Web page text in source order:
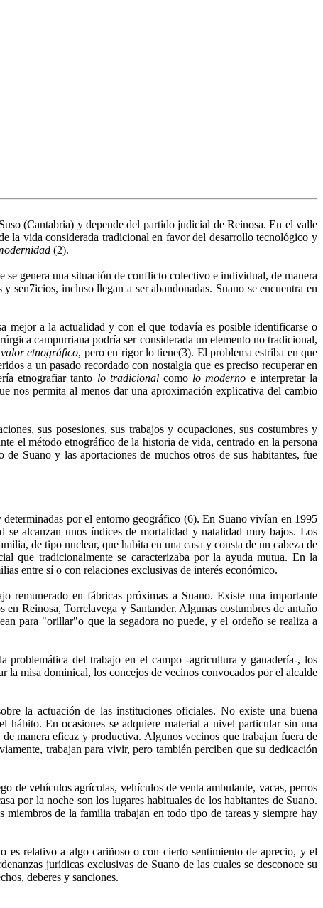
(Cantabria) y depende del partido judicial de Reinosa. En el valle
la vida considerada tradicional en favor del desarrollo tecnológico y
(2).
genera una situación de conflicto colectivo e individual, de manera
sen7icios, incluso llegan a ser abandonadas. Suano se encuentra en
mejor a la actualidad y con el que todavía es posible identificarse o
campurriana podría ser considerada un elemento no tradicional,
valor etnográfico, pero en rigor lo tiene(3). El problema estriba en que
a un pasado recordado con nostalgia que es preciso recuperar en
etnografiar tanto lo tradicional comolo moderno e interpretar la
nos permita al menos dar una aproximación explicativa del cambio
sus posesiones, sus trabajos y ocupaciones, sus costumbres y
el método etnográfico de la historia de vida, centrado en la persona
Suano y las aportaciones de muchos otros de sus habitantes, fue
por el entorno geográfico (6). En Suano vivían en 1995
alcanzan unos índices de mortalidad y natalidad muy bajos. Los
de tipo nuclear, que habita en una casa y consta de un cabeza de
que tradicionalmente se caracterizaba por la ayuda mutua. En la
entre sí o con relaciones exclusivas de interés económico.
remunerado en fábricas próximas a Suano. Existe una importante
Reinosa, Torrelavega y Santander. Algunas costumbres de antaño
para "orillar"o que la segadora no puede, y el ordeño se realiza a
problemática del trabajo en el campo -agricultura y ganadería-, los
la misa dominical, los concejos de vecinos convocados por el alcalde
la actuación de las instituciones oficiales. No existe una buena
En ocasiones se adquiere material a nivel particular sin una
manera eficaz y productiva. Algunos vecinos que trabajan fuera de
trabajan para vivir, pero también perciben que su dedicación
de vehículos agrícolas, vehículos de venta ambulante, vacas, perros
por la noche son los lugares habituales de los habitantes de Suano.
de la familia trabajan en todo tipo de tareas y siempre hay
es relativo a algo cariñoso o con cierto sentimiento de aprecio, y el
jurídicas exclusivas de Suano de las cuales se desconoce su
deberes y sanciones.